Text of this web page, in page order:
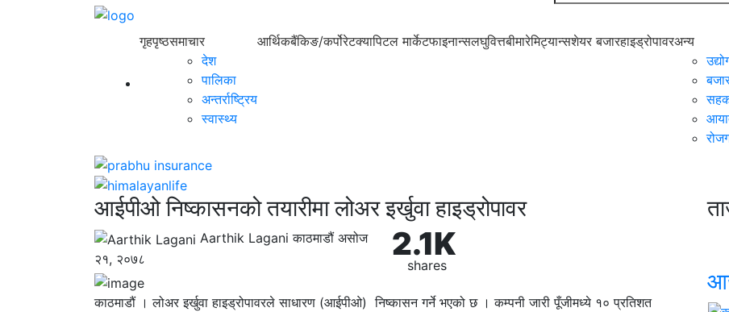
गृहपृष्ठसमाचार
देश
पालिका
अन्तर्राष्ट्रिय
स्वास्थ्य
आर्थिकबैंकिङ/कर्पोरेटक्यापिटल मार्केटफाइनान्सलघुवित्तबीमारेमिट्यान्सशेयर बजारहाइड्रोपावरअन्य
आईपीओ निष्कासनको तयारीमा लोअर इर्खुवा हाइड्रोपावर
Aarthik Laganiकाठमाडौं असोज
२१, २०७८
2.1K
shares
काठमाडौं । लोअर इर्खुवा हाइड्रोपावरले साधारण (आईपीओ) निष्कासन गर्ने भएको छ । कम्पनी जारी पूँजीमध्ये १० प्रतिशत